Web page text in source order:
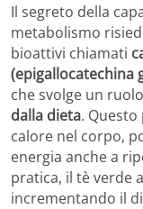
Il segreto della
metabolismo
bioattivi chiamati
(epigallocatechina
che svolge un
dalla dieta.
calore nel corpo,
energia anche a
pratica, il tè verde
incrementando il